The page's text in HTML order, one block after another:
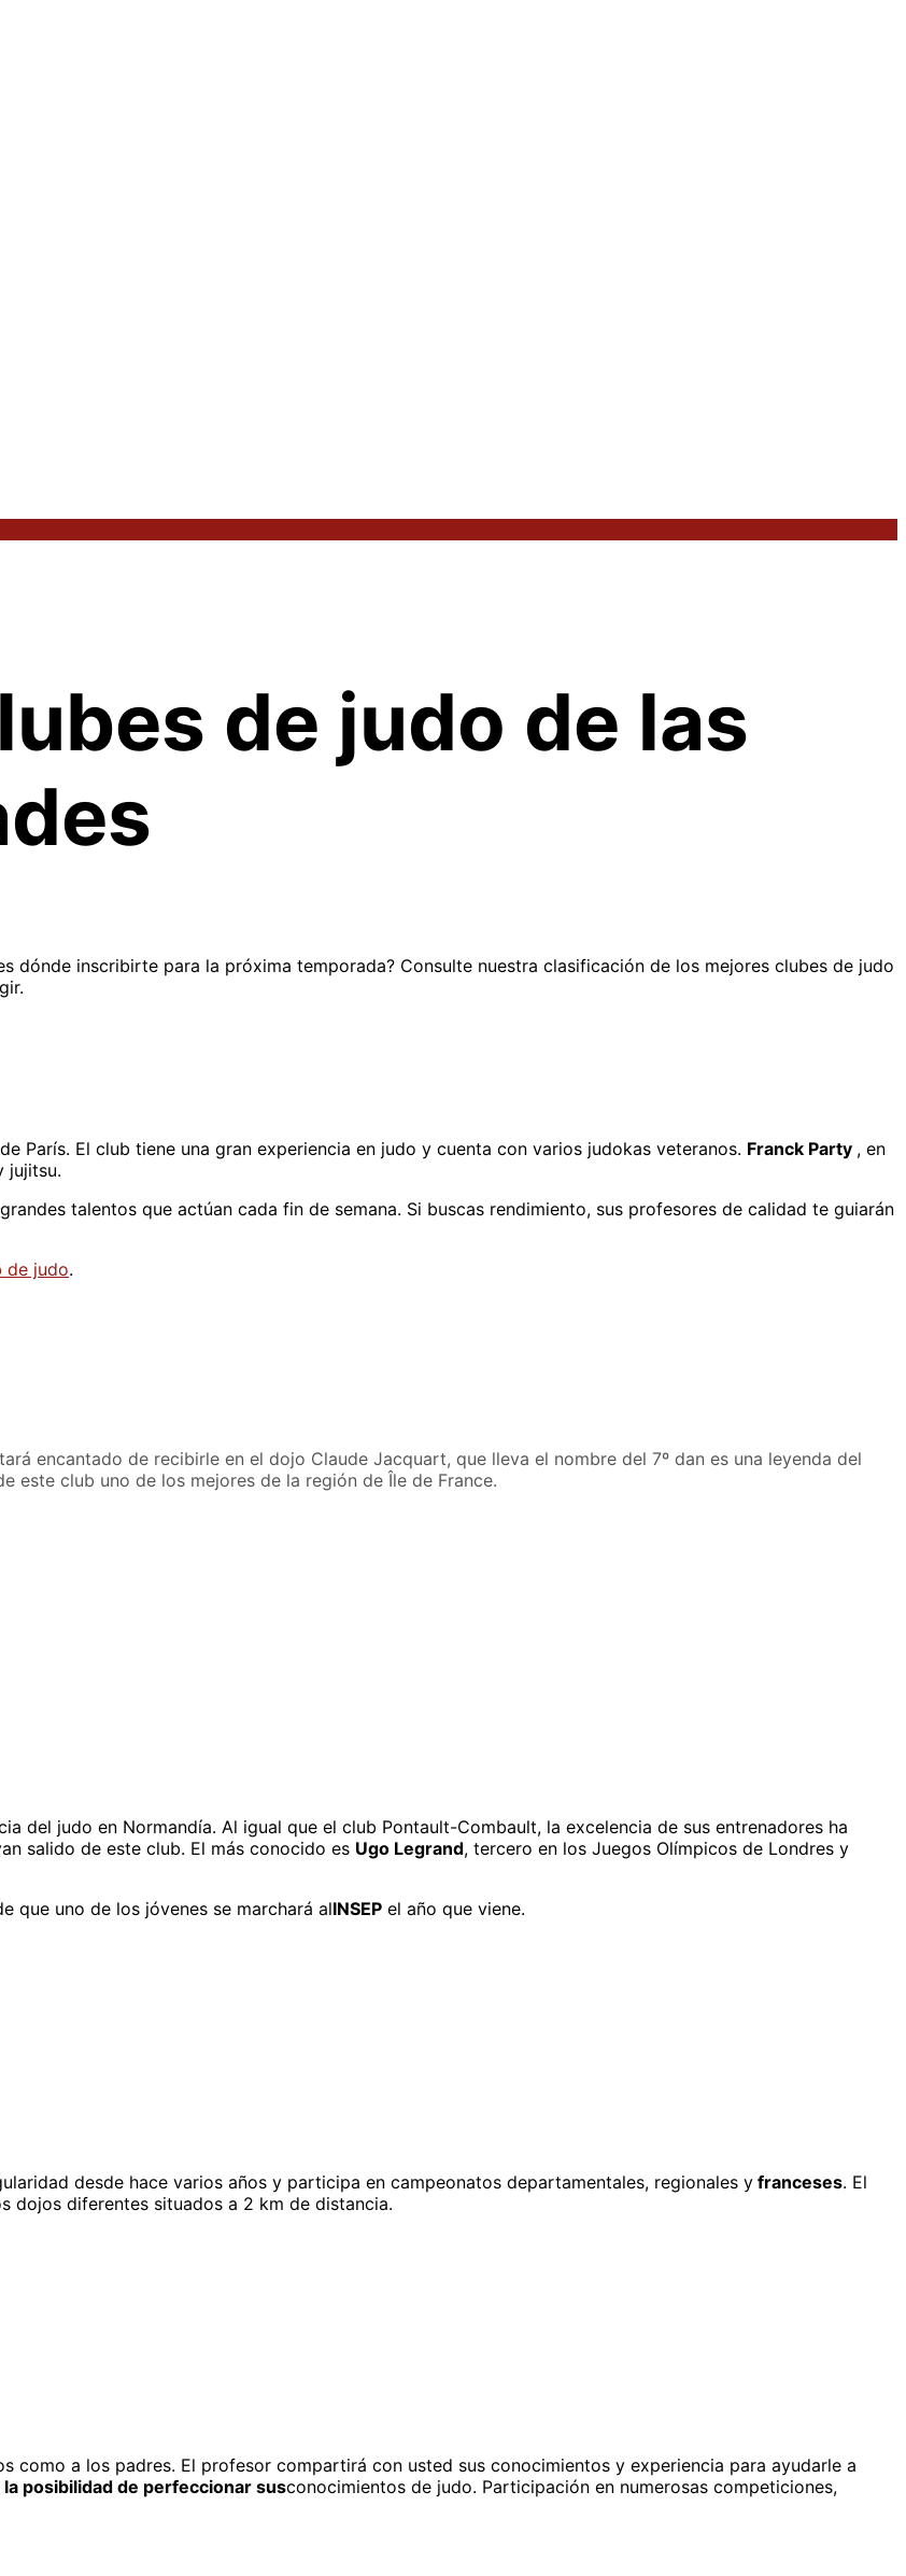
de judo de las
dónde inscribirte para la próxima temporada? Consulte nuestra clasificación de los mejores clubes de judo
París. El club tiene una gran experiencia en judo y cuenta con varios judokas veteranos. Franck Party , en
jujitsu.
talentos que actúan cada fin de semana. Si buscas rendimiento, sus profesores de calidad te guiarán
de judo.
encantado de recibirle en el dojo Claude Jacquart, que lleva el nombre del 7º dan es una leyenda del
este club uno de los mejores de la región de Île de France.
del judo en Normandía. Al igual que el club Pontault-Combault, la excelencia de sus entrenadores ha
salido de este club. El más conocido es Ugo Legrand, tercero en los Juegos Olímpicos de Londres y
que uno de los jóvenes se marchará alINSEP el año que viene.
desde hace varios años y participa en campeonatos departamentales, regionales y franceses. El
dojos diferentes situados a 2 km de distancia.
como a los padres. El profesor compartirá con usted sus conocimientos y experiencia para ayudarle a
la posibilidad de perfeccionar susconocimientos de judo. Participación en numerosas competiciones,